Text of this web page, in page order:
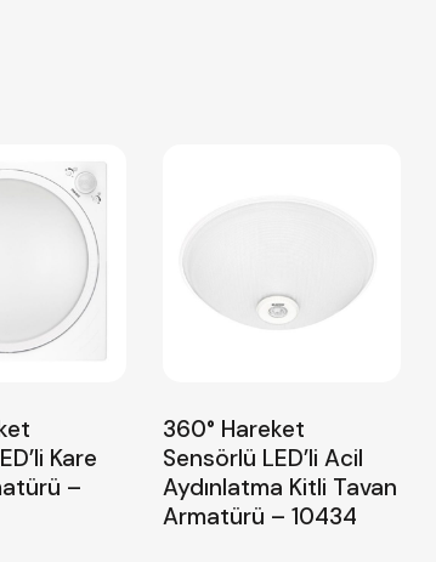
Kare
–
360° Hareket
Sensörlü LED’li Acil
Aydınlatma Kitli Tavan
Armatürü – 10434